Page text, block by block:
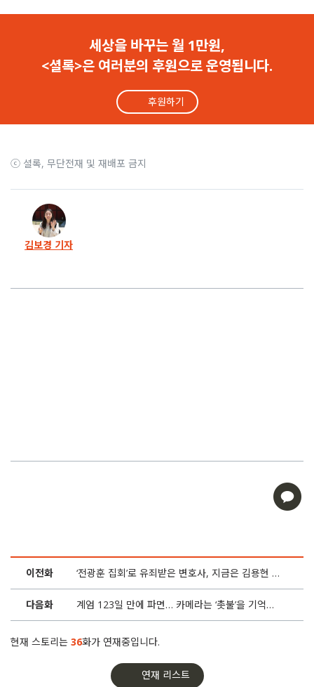
윤석열 지키기 ‘허위성명’ 밝혀져도… 기사는 그대로
정혜경 의원 “가짜뉴스 제조기… 국힘 정신 차려라”
22화 시국선언에서 찾은… 시민의 명령, 저항의 문장들
21화 김용현 수감 구치소, 육사 ‘동지회’ 응원 화환 행렬
20화 윤석열의 정치는 시작도 없이 끝났다
‘내란’ 윤석열 변호인단 비용은? “국고 쓰면 위법”
12화 국회 앞 계엄군 막아선 ‘숨은 조력자’를 만났다
11화 탄핵DJ 김지호 “응원봉 부대 보고 ‘달려야겠다’ 생각”
‘입틀막’ 강성희의 선견지명 “줄일 건 윤석열 임기”
세상을 바꾸는 월 1만원,
<셜록>은 여러분의 후원으로 운영됩니다.
후원하기
ⓒ 셜록, 무단전재 및 재배포 금지
김보경 기자
이전화 ‘전광훈 집회’로 유죄받은 변호사, 지금은 김용현 변호
다음화 계엄 123일 만에 파면… 카메라는 ‘촛불’을 기억한다
현재 스토리는 36화가 연재중입니다.
연재 리스트